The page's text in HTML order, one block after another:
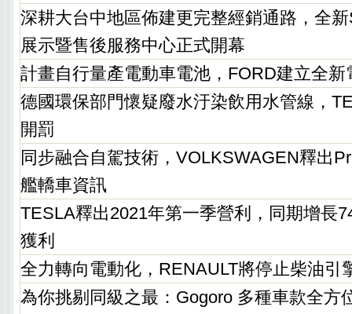
深耕大台中地區佈建更完整經銷通路，全
展示暨售後服務中心正式開幕
計畫自行量產電動車電池，FORD建立全
德國環保部門懷疑廢水汙染飲用水管線，
開罰
同步融合自駕技術，VOLKSWAGEN釋出
艦轎車資訊
TESLA釋出2021年第一季營利，同期增長
獲利
全力轉向電動化，RENAULT將停止柴油引
為你挑剔同級之最：Gogoro 多種車款全方